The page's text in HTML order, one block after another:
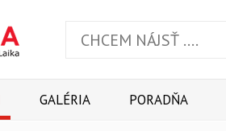
GALÉRIA PORADŇA